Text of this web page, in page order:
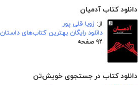
دانلود کتاب آدمیان
از: زویا قلی پور
دانلود رایگان بهترین کتاب‌های داستان
۹۲ صفحه
دانلود کتاب در جستجوی خویش‌تن